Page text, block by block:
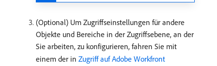
(Optional) Um Zugriffseinstellungen für andere
Objekte und Bereiche in der Zugriffsebene, an der
Sie arbeiten, zu konfigurieren, fahren Sie mit
einem der in Zugriff auf Adobe Workfront